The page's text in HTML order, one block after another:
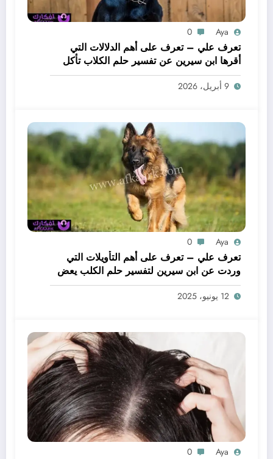
Aya
0
تعرف علي – تعرف على أهم الدلالات التي
أقرها ابن سيرين عن تفسير حلم الكلاب تأكل
لحم – بالتفصيل
9 أبريل، 2026
Aya
0
تعرف علي – تعرف على أهم التأويلات التي
وردت عن ابن سيرين لتفسير حلم الكلب يعض
يدي – بالتفصيل
12 يونيو، 2025
Aya
0